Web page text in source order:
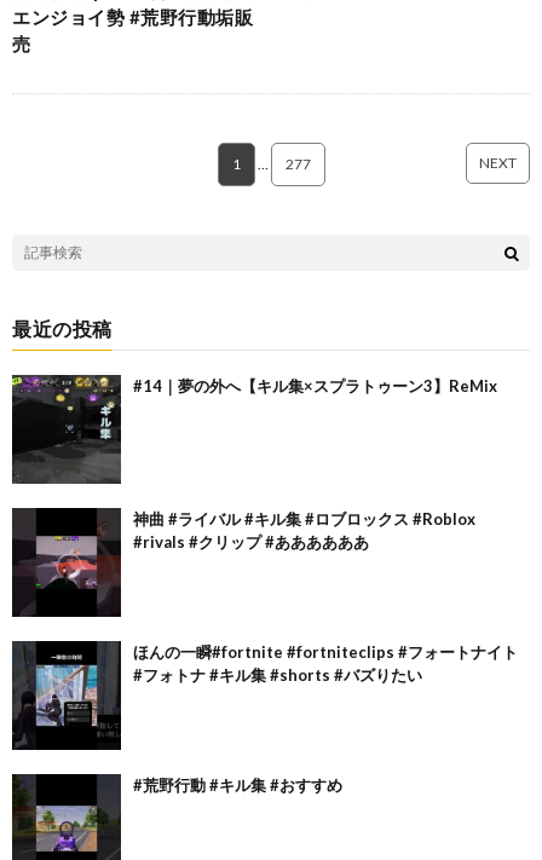
エンジョイ勢 #荒野行動垢販
売
1 277 NEXT
最近の投稿
#14｜夢の外へ【キル集×スプラトゥーン3】ReMix
神曲 #ライバル #キル集 #ロブロックス #Roblox
#rivals #クリップ #ああああああ
ほんの一瞬#fortnite #fortniteclips #フォートナイト
#フォトナ #キル集 #shorts #バズりたい
#荒野行動 #キル集 #おすすめ